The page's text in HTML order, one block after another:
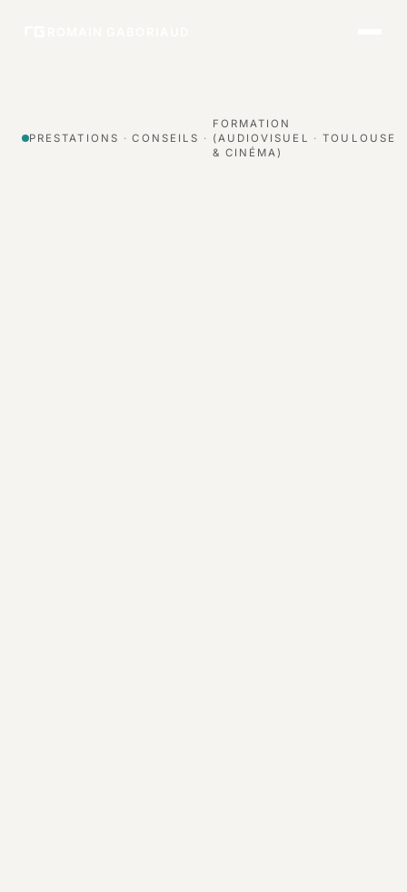
PRESTATIONS · CONSEILS ·
FORMATION
(AUDIOVISUEL
& CINÉMA)
· TOULOUSE